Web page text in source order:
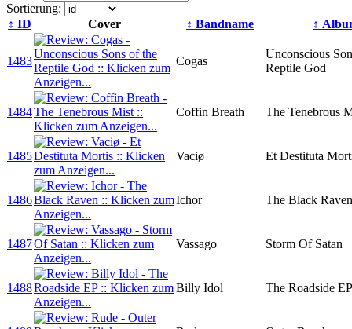
Sortierung:
↕ ID Cover ↕ Bandname ↕
1483 Cogas
Unconscious
Reptile God
1484 Coffin Breath The Tenebrous
1485 Vaciø Et Destituta
1486 Ichor The Black Raven
1487 Vassago Storm Of Satan
1488 Billy Idol The Roadside EP